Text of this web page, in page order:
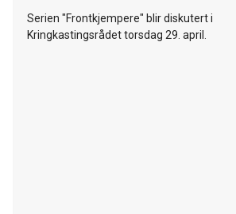
Serien "Frontkjempere" blir diskutert i
Kringkastingsrådet torsdag 29. april.